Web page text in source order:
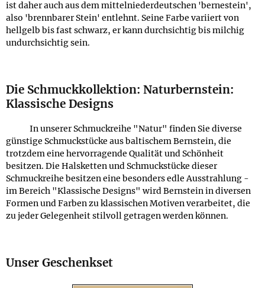
ist daher auch aus dem mittelniederdeutschen 'bernestein',
also 'brennbarer Stein' entlehnt. Seine Farbe variiert von
hellgelb bis fast schwarz, er kann durchsichtig bis milchig
undurchsichtig sein.
Die Schmuckkollektion: Naturbernstein:
Klassische Designs
In unserer Schmuckreihe "Natur" finden Sie diverse
günstige Schmuckstücke aus baltischem Bernstein, die
trotzdem eine hervorragende Qualität und Schönheit
besitzen. Die Halsketten und Schmuckstücke dieser
Schmuckreihe besitzen eine besonders edle Ausstrahlung -
im Bereich "Klassische Designs" wird Bernstein in diversen
Formen und Farben zu klassischen Motiven verarbeitet, die
zu jeder Gelegenheit stilvoll getragen werden können.
Unser Geschenkset